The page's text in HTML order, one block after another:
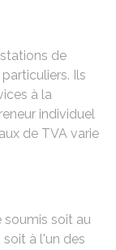
de
Ils
à la
individuel
de TVA varie
soumis soit au
, soit à l'un des